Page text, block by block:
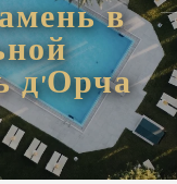
в
д'Орча